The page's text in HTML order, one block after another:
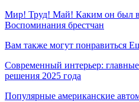
Мир! Труд! Май! Каким он был в
Воспоминания брестчан
Вам также могут понравиться
Современный интерьер:
решения 2025 года
Популярные американские